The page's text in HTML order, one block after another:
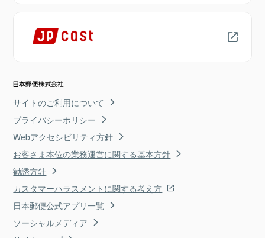
サイトのご利用について
プライバシーポリシー
Webアクセシビリティ方針
お客さま本位の業務運営に関する基本方針
勧誘方針
カスタマーハラスメントに関する考え方
日本郵便公式アプリ一覧
ソーシャルメディア